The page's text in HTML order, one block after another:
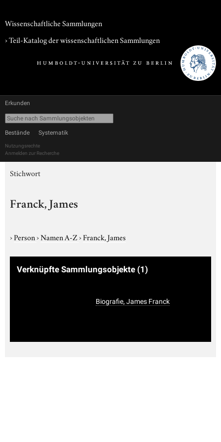
Wissenschaftliche Sammlungen
› Teil-Katalog der wissenschaftlichen Sammlungen
Erkunden
Bestände Systematik
Nutzungsrechte
Anmelden zur Recherche
Stichwort
Franck, James
›Person›Namen A-Z›Franck, James
Verknüpfte Sammlungsobjekte (1)
Biografie, James Franck